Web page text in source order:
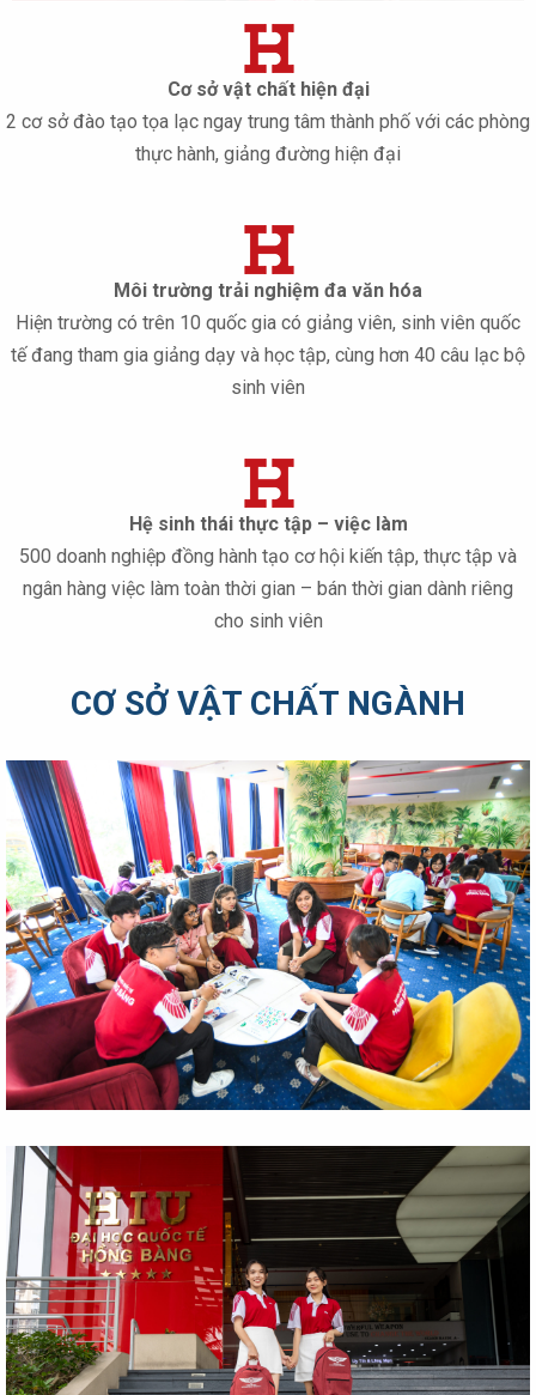
Cơ sở vật chất hiện đại
2 cơ sở đào tạo tọa lạc ngay trung tâm thành phố với các phòng
thực hành, giảng đường hiện đại
Môi trường trải nghiệm đa văn hóa
Hiện trường có trên 10 quốc gia có giảng viên, sinh viên quốc
tế đang tham gia giảng dạy và học tập, cùng hơn 40 câu lạc bộ
sinh viên
Hệ sinh thái thực tập – việc làm
500 doanh nghiệp đồng hành tạo cơ hội kiến tập, thực tập và
ngân hàng việc làm toàn thời gian – bán thời gian dành riêng
cho sinh viên
CƠ SỞ VẬT CHẤT NGÀNH